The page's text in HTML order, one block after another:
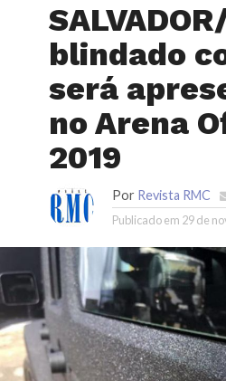
blindado
será
no Arena
2019
Por Revista RMC
Publicado em 29 de